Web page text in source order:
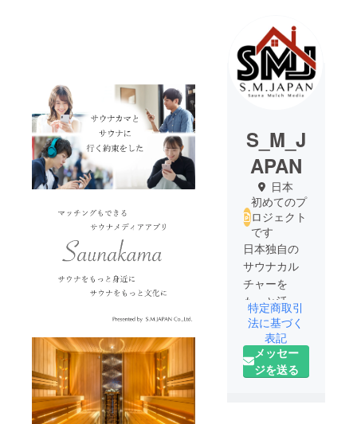
S_M_J
APAN
日本
初めてのプ
ロジェクト
です
日本独自の
サウナカル
チャーを
もっと活性
化するため
に、そして
「年齢を重
ねても健康
特定商取引
法に基づく
表記
メッセー
ジを送る